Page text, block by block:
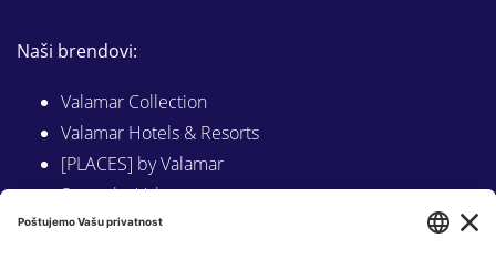
Naši brendovi:
Valamar Collection
Valamar Hotels & Resorts
[PLACES] by Valamar
Sunny by Valamar
Valamar Camping